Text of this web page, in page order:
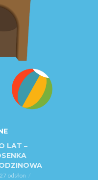
LAT –
odsłon